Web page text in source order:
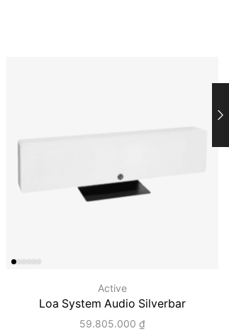
Active
Loa System Audio Silverbar
59.805.000 ₫